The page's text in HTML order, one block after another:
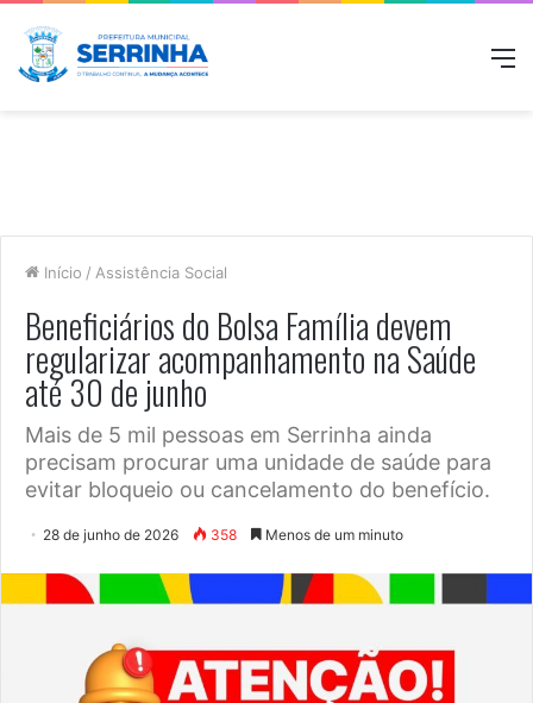
Início / Assistência Social
Beneficiários do Bolsa Família devem
regularizar acompanhamento na Saúde
até 30 de junho
Mais de 5 mil pessoas em Serrinha ainda
precisam procurar uma unidade de saúde para
evitar bloqueio ou cancelamento do benefício.
28 de junho de 2026 358 Menos de um minuto